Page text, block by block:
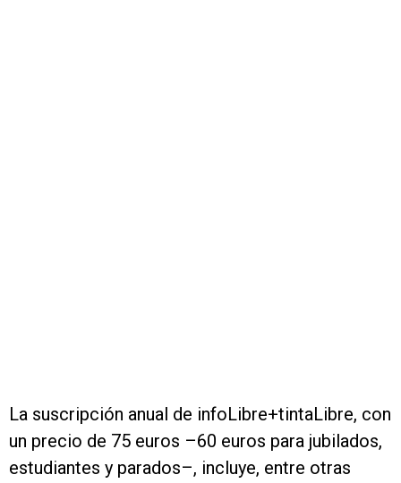
La suscripción anual de infoLibre+tintaLibre, con
un precio de 75 euros –60 euros para jubilados,
estudiantes y parados–, incluye, entre otras